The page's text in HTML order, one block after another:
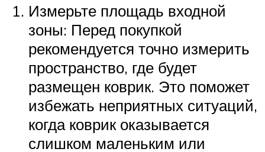
Измерьте площадь входной
зоны: Перед покупкой
рекомендуется точно измерить
пространство, где будет
размещен коврик. Это поможет
избежать неприятных ситуаций,
когда коврик оказывается
слишком маленьким или